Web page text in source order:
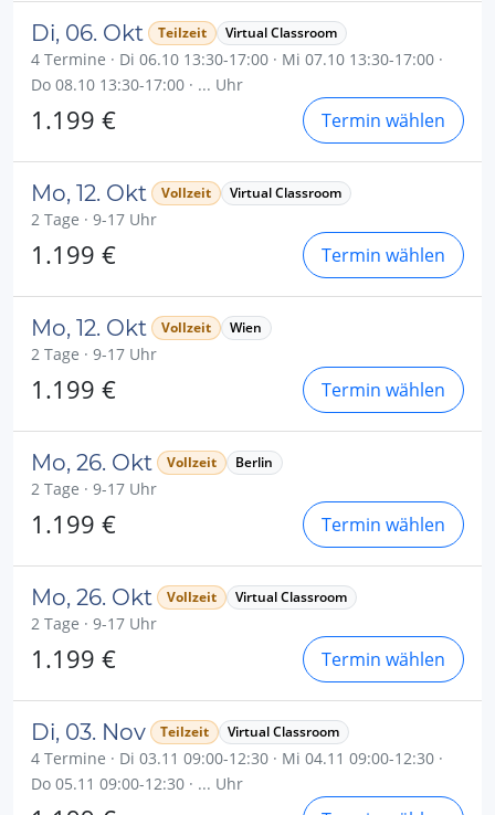
Di, 06. Okt Teilzeit Virtual Classroom
4 Termine · Di 06.10 13:30-17:00 · Mi 07.10 13:30-17:00 ·
Do 08.10 13:30-17:00 · ... Uhr
1.199 € Termin wählen
Mo, 12. Okt Vollzeit Virtual Classroom
2 Tage · 9-17 Uhr
1.199 € Termin wählen
Mo, 12. Okt Vollzeit Wien
2 Tage · 9-17 Uhr
1.199 € Termin wählen
Mo, 26. Okt Vollzeit Berlin
2 Tage · 9-17 Uhr
1.199 € Termin wählen
Mo, 26. Okt Vollzeit Virtual Classroom
2 Tage · 9-17 Uhr
1.199 € Termin wählen
Di, 03. Nov Teilzeit Virtual Classroom
4 Termine · Di 03.11 09:00-12:30 · Mi 04.11 09:00-12:30 ·
Do 05.11 09:00-12:30 · ... Uhr